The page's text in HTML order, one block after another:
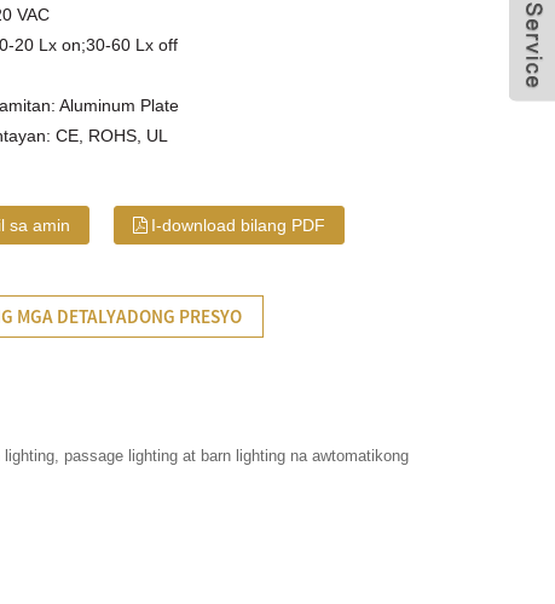
VAC
20 Lx on;30-60 Lx off
Aluminum Plate
CE, ROHS, UL
sa amin I-download bilang PDF
MGA DETALYADONG PRESYO
passage lighting at barn lighting na awtomatikong